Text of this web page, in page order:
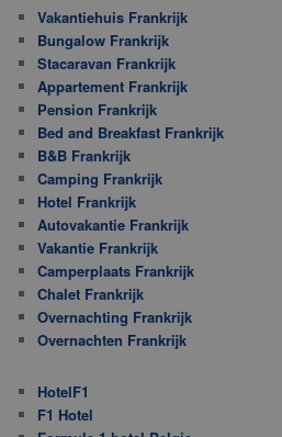
Vakantiehuis Frankrijk
Bungalow Frankrijk
Stacaravan Frankrijk
Appartement Frankrijk
Pension Frankrijk
Bed and Breakfast Frankrijk
B&B Frankrijk
Camping Frankrijk
Hotel Frankrijk
Autovakantie Frankrijk
Vakantie Frankrijk
Camperplaats Frankrijk
Chalet Frankrijk
Overnachting Frankrijk
Overnachten Frankrijk
HotelF1
F1 Hotel